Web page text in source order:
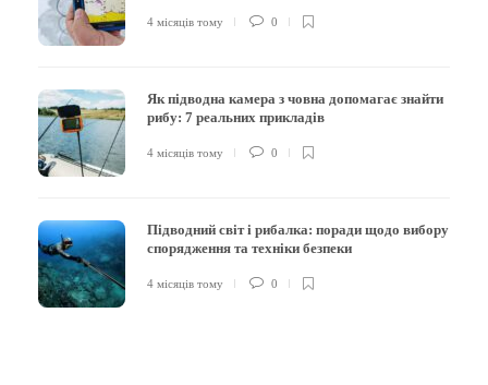
4 місяців тому 0
Як підводна камера з човна допомагає знайти
рибу: 7 реальних прикладів
4 місяців тому 0
Підводний світ і рибалка: поради щодо вибору
спорядження та техніки безпеки
4 місяців тому 0